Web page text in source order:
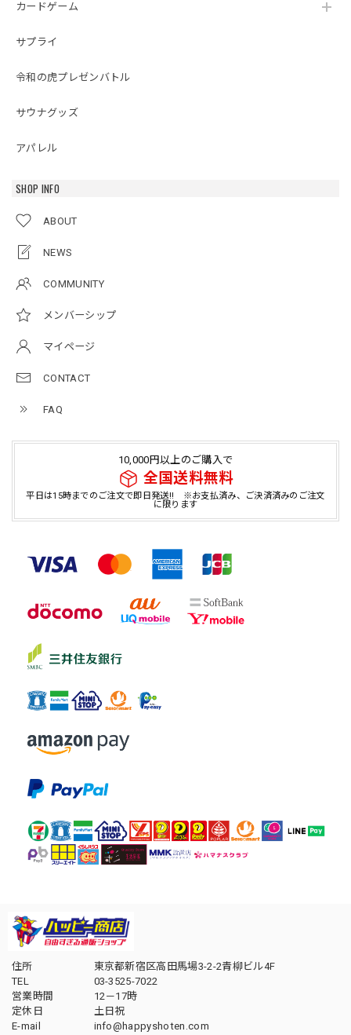
カードゲーム
サプライ
令和の虎プレゼンバトル
サウナグッズ
アパレル
SHOP INFO
ABOUT
NEWS
COMMUNITY
メンバーシップ
マイページ
CONTACT
FAQ
10,000円以上のご購入で
全国送料無料
平日は15時までのご注文で即日発送!! ※お支払済み、ご決済済みのご注文
に限ります
住所
東京都新宿区高田馬場3-2-2青柳ビル4F
TEL
03-3525-7022
営業時間
12－17時
定休日
土日祝
E-mail
info@happyshoten.com